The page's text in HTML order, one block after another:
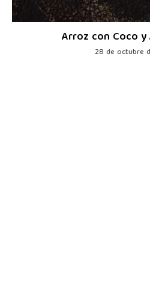
Arroz con Coco
28 de octubre